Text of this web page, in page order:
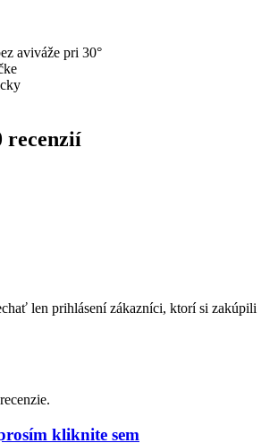
aviváže pri 30°
recenzií
len prihlásení zákazníci, ktorí si zakúpili
kliknite sem